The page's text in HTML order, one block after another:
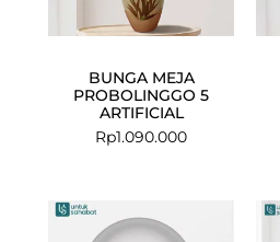
BUNGA MEJA
PROBOLINGGO 5
ARTIFICIAL
Rp1.090.000